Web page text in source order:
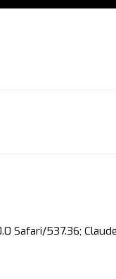
Safari/537.36;